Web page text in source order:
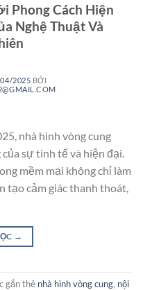
Phong Cách Hiện
Nghệ Thuật Và
2025 BỞI
nhà hình vòng cung
sự tinh tế và hiện đại.
mềm mại không chỉ làm
tạo cảm giác thanh thoát,
→
gắn thẻ nhà hình vòng cung, nội